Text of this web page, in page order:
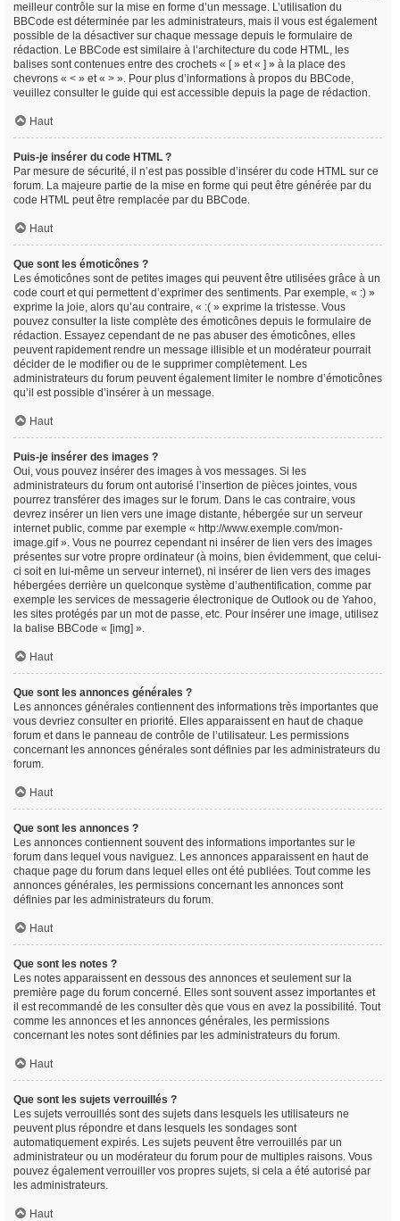
meilleur contrôle sur la mise en forme d’un message. L’utilisation du
BBCode est déterminée par les administrateurs, mais il vous est également
possible de la désactiver sur chaque message depuis le formulaire de
rédaction. Le BBCode est similaire à l’architecture du code HTML, les
balises sont contenues entre des crochets « [ » et « ] » à la place des
chevrons « < » et « > ». Pour plus d’informations à propos du BBCode,
veuillez consulter le guide qui est accessible depuis la page de rédaction.
Haut
Puis-je insérer du code HTML ?
Par mesure de sécurité, il n’est pas possible d’insérer du code HTML sur ce
forum. La majeure partie de la mise en forme qui peut être générée par du
code HTML peut être remplacée par du BBCode.
Haut
Que sont les émoticônes ?
Les émoticônes sont de petites images qui peuvent être utilisées grâce à un
code court et qui permettent d’exprimer des sentiments. Par exemple, « :) »
exprime la joie, alors qu’au contraire, « :( » exprime la tristesse. Vous
pouvez consulter la liste complète des émoticônes depuis le formulaire de
rédaction. Essayez cependant de ne pas abuser des émoticônes, elles
peuvent rapidement rendre un message illisible et un modérateur pourrait
décider de le modifier ou de le supprimer complètement. Les
administrateurs du forum peuvent également limiter le nombre d’émoticônes
qu’il est possible d’insérer à un message.
Haut
Puis-je insérer des images ?
Oui, vous pouvez insérer des images à vos messages. Si les
administrateurs du forum ont autorisé l’insertion de pièces jointes, vous
pourrez transférer des images sur le forum. Dans le cas contraire, vous
devrez insérer un lien vers une image distante, hébergée sur un serveur
internet public, comme par exemple « http://www.exemple.com/mon-
image.gif ». Vous ne pourrez cependant ni insérer de lien vers des images
présentes sur votre propre ordinateur (à moins, bien évidemment, que celui-
ci soit en lui-même un serveur internet), ni insérer de lien vers des images
hébergées derrière un quelconque système d’authentification, comme par
exemple les services de messagerie électronique de Outlook ou de Yahoo,
les sites protégés par un mot de passe, etc. Pour insérer une image, utilisez
la balise BBCode « [img] ».
Haut
Que sont les annonces générales ?
Les annonces générales contiennent des informations très importantes que
vous devriez consulter en priorité. Elles apparaissent en haut de chaque
forum et dans le panneau de contrôle de l’utilisateur. Les permissions
concernant les annonces générales sont définies par les administrateurs du
forum.
Haut
Que sont les annonces ?
Les annonces contiennent souvent des informations importantes sur le
forum dans lequel vous naviguez. Les annonces apparaissent en haut de
chaque page du forum dans lequel elles ont été publiées. Tout comme les
annonces générales, les permissions concernant les annonces sont
définies par les administrateurs du forum.
Haut
Que sont les notes ?
Les notes apparaissent en dessous des annonces et seulement sur la
première page du forum concerné. Elles sont souvent assez importantes et
il est recommandé de les consulter dès que vous en avez la possibilité. Tout
comme les annonces et les annonces générales, les permissions
concernant les notes sont définies par les administrateurs du forum.
Haut
Que sont les sujets verrouillés ?
Les sujets verrouillés sont des sujets dans lesquels les utilisateurs ne
peuvent plus répondre et dans lesquels les sondages sont
automatiquement expirés. Les sujets peuvent être verrouillés par un
administrateur ou un modérateur du forum pour de multiples raisons. Vous
pouvez également verrouiller vos propres sujets, si cela a été autorisé par
les administrateurs.
Haut